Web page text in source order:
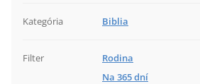
Kategória Biblia
Filter
Rodina
Na 365 dní